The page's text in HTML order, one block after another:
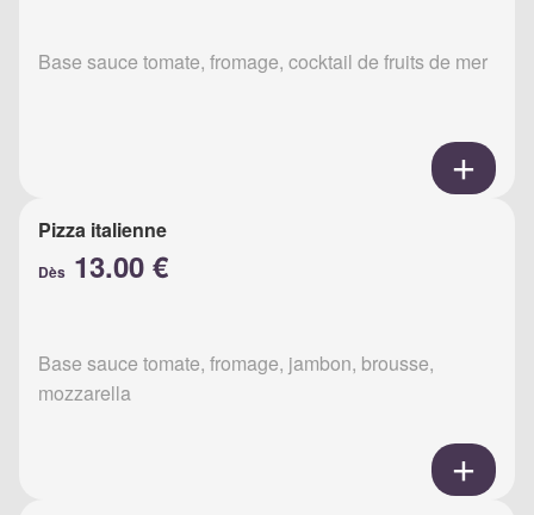
Base sauce tomate, fromage, cocktail de fruits de mer
Pizza italienne
Dès 13.00 €
Base sauce tomate, fromage, jambon, brousse,
mozzarella